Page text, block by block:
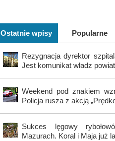
Ostatnie wpisy Popularne
Rezygnacja dyrektor
Jest komunikat władz
Weekend pod znakiem
Policja rusza z akcją
Sukces lęgowy
Mazurach. Koral i Maja już